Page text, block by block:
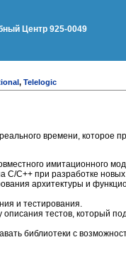
Центр 925-0049
, Telelogic
времени, которое
имитационного
C++ при разработке новых
архитектуры и
и тестирования.
тестов, который
библиотеки с